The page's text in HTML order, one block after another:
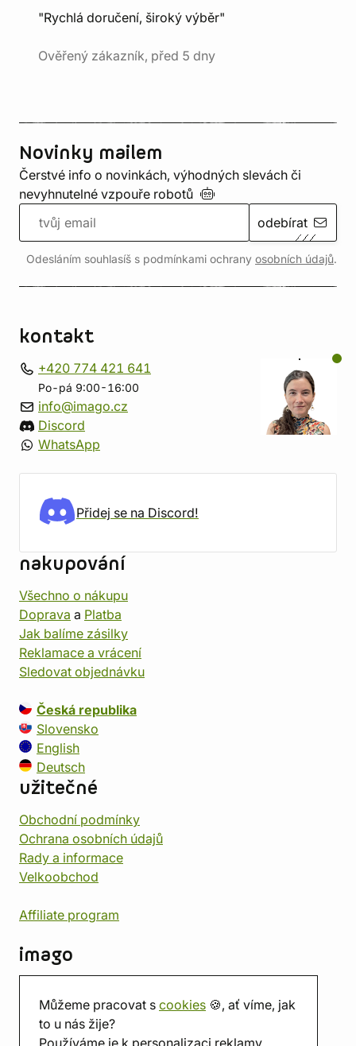
Můžeme pracovat s cookies 🍪, ať víme, jak
to u nás žije?
Používáme je k personalizaci reklamy.
"Rychlá doručení, široký výběr"
Ověřený zákazník, před 5 dny
Novinky mailem
Čerstvé info o novinkách, výhodných slevách či
nevyhnutelné vzpouře robotů
odebírat
Odesláním souhlasíš s podmínkami ochrany osobních údajů.
kontakt
+420 774 421 641
Po-pá 9:00-16:00
info@imago.cz
Discord
WhatsApp
Přidej se na Discord!
nakupování
Všechno o nákupu
Doprava a Platba
Jak balíme zásilky
Reklamace a vrácení
Sledovat objednávku
Česká republika
Slovensko
English
Deutsch
užitečné
Obchodní podmínky
Ochrana osobních údajů
Rady a informace
Velkoobchod
Affiliate program
imago
Prodejna
Herna